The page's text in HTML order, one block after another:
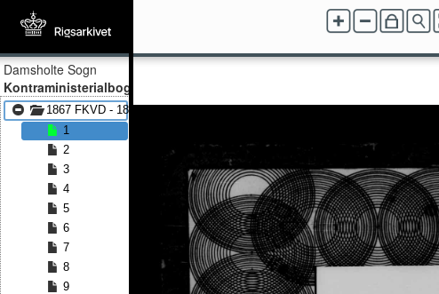
Damsholte Sogn
Kontraministerialbog
1867 FKVD - 1886 FKVD
1
2
3
4
5
6
7
8
9